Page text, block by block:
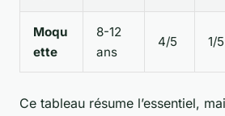
Moqu
ette
8-12
ans
4/5 1/5
Ce tableau résume l’essentiel,